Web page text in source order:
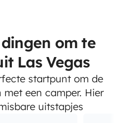
om te
Las Vegas
startpunt om de
een camper. Hier
uitstapjes